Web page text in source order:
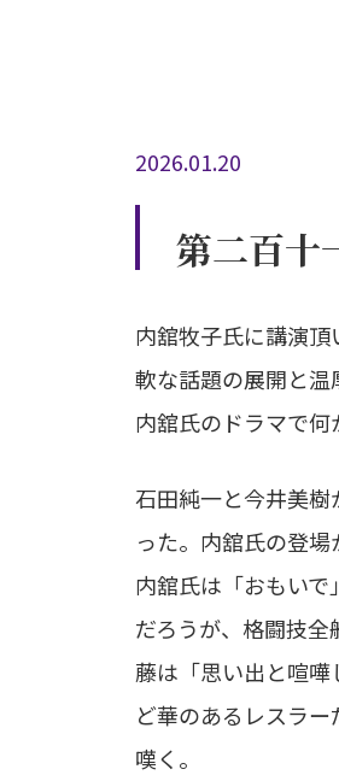
2026.01.20
第二百十
内舘牧子氏に講演
軟な話題の展開と温
内舘氏のドラマで何
石田純一と今井美
った。内舘氏の登場
内舘氏は「おもい
だろうが、格闘技
藤は「思い出と喧
ど華のあるレスラ
嘆く。